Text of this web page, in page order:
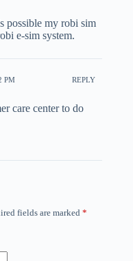
possible my robi sim
e-sim system.
PM REPLY
care center to do
fields are marked *